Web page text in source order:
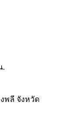
.
พลี จังหวัด